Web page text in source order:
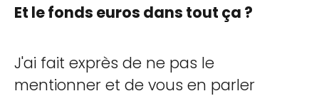
Et le fonds euros dans tout ça ?
J'ai fait exprès de ne pas le
mentionner et de vous en parler